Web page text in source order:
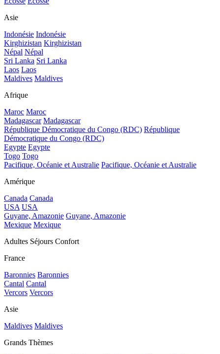
Asie
Indonésie Indonésie
Kirghizistan Kirghizistan
Népal Népal
Sri Lanka Sri Lanka
Laos Laos
Maldives Maldives
Afrique
Maroc Maroc
Madagascar Madagascar
République Démocratique du Congo (RDC) République
Démocratique du Congo (RDC)
Egypte Egypte
Togo Togo
Pacifique, Océanie et Australie Pacifique, Océanie et Australie
Amérique
Canada Canada
USA USA
Guyane, Amazonie Guyane, Amazonie
Mexique Mexique
Adultes Séjours Confort
France
Baronnies Baronnies
Cantal Cantal
Vercors Vercors
Asie
Maldives Maldives
Grands Thèmes